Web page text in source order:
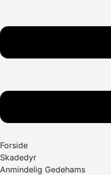
Forside
Skadedyr
Anmindelig Gedehams